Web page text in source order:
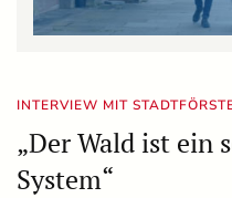
INTERVIEW MIT
„Der Wald ist ein
System“